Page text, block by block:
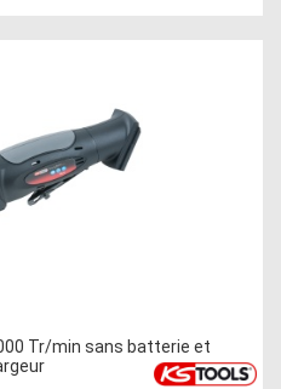
Tr/min sans batterie et